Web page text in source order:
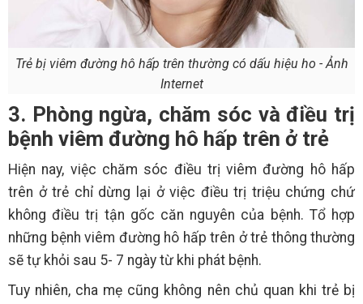
Trẻ bị viêm đường hô hấp trên thường có dấu hiệu ho - Ảnh
Internet
3. Phòng ngừa, chăm sóc và điều trị
bệnh viêm đường hô hấp trên ở trẻ
Hiện nay, việc chăm sóc điều trị viêm đường hô hấp
trên ở trẻ chỉ dừng lại ở việc điều trị triệu chứng chứ
không điều trị tận gốc căn nguyên của bệnh. Tổ hợp
những bệnh viêm đường hô hấp trên ở trẻ thông thường
sẽ tự khỏi sau 5- 7 ngày từ khi phát bệnh.
Tuy nhiên, cha mẹ cũng không nên chủ quan khi trẻ bị